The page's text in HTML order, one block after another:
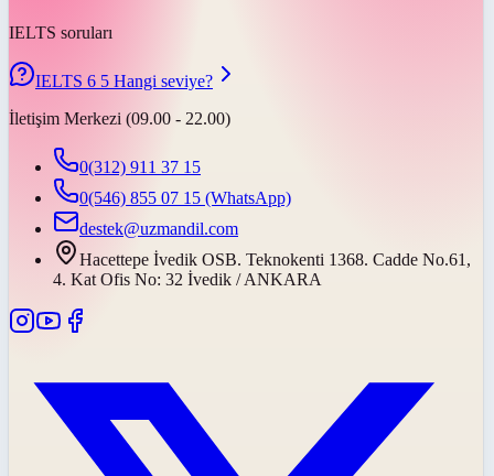
IELTS soruları
IELTS 6 5 Hangi seviye?
İletişim Merkezi (09.00 - 22.00)
0(312) 911 37 15
0(546) 855 07 15 (WhatsApp)
destek@uzmandil.com
Hacettepe İvedik OSB. Teknokenti 1368. Cadde No.61,
4. Kat Ofis No: 32 İvedik / ANKARA